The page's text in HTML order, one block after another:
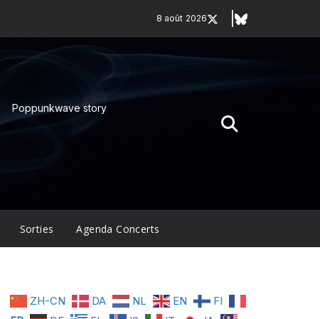
8 août 2026
Poppunkwave story
Sorties Agenda Concerts
ZH-CN DA NL EN
FI